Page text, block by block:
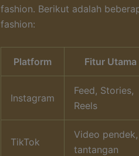
fashion. Berikut adalah
fashion:
Platform Fitur Utama
Instagram
Feed, Stories,
Reels
TikTok
Video pendek,
tantangan